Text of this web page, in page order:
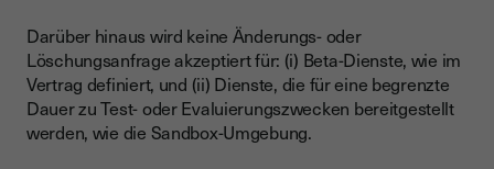
Darüber hinaus wird keine Änderungs- oder
Löschungsanfrage akzeptiert für: (i) Beta-Dienste, wie im
Vertrag definiert, und (ii) Dienste, die für eine begrenzte
Dauer zu Test- oder Evaluierungszwecken bereitgestellt
werden, wie die Sandbox-Umgebung.